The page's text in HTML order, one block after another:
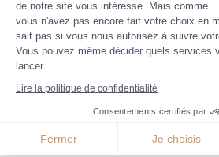
15 avril 2020
Terres mêlées:
de notre site vous intéresse. Mais comme
vous n'avez pas encore fait votre choix en
sait pas si vous nous autorisez à suivre
Vous pouvez même décider quels services
lancer.
Lire la politique de confidentialité
Consentements certifiés par
Fermer Je choisis
Axeptio consent